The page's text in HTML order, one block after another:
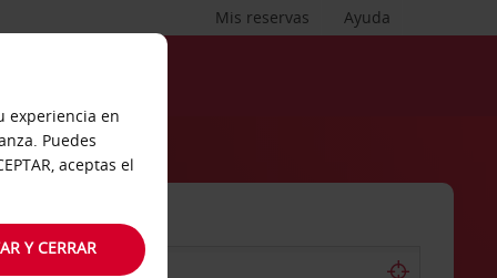
Ayuda
Mis reservas
experiencia en
Puedes
aceptas el
Y CERRAR